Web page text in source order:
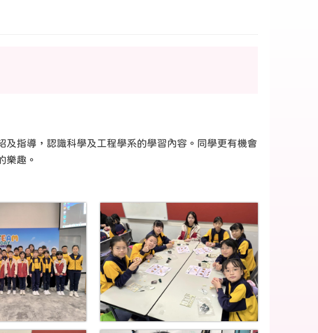
指導，認識科學及工程學系的學習內容。同學更有機會
樂趣。